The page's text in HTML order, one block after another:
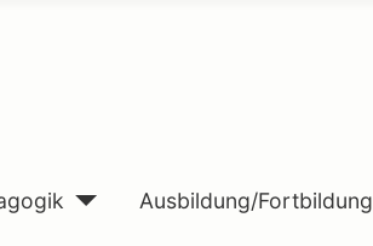
Ausbildung/Fortbildung